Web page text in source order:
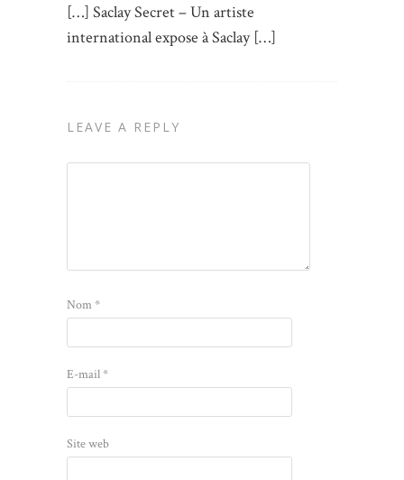
[…] Saclay Secret – Un artiste
international expose à Saclay […]
LEAVE A REPLY
Nom*
E-mail*
Site web